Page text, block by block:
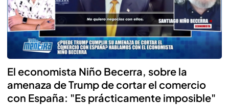
El economista Niño Becerra, sobre la
amenaza de Trump de cortar el comercio
con España: "Es prácticamente imposible"